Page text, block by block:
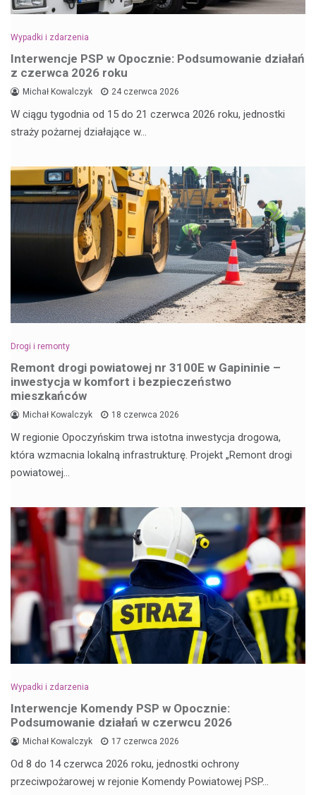
Wypadki i zdarzenia
Interwencje PSP w Opocznie: Podsumowanie działań
z czerwca 2026 roku
Michał Kowalczyk 24 czerwca 2026
W ciągu tygodnia od 15 do 21 czerwca 2026 roku, jednostki
straży pożarnej działające w…
Drogi i remonty
Remont drogi powiatowej nr 3100E w Gapininie –
inwestycja w komfort i bezpieczeństwo
mieszkańców
Michał Kowalczyk 18 czerwca 2026
W regionie Opoczyńskim trwa istotna inwestycja drogowa,
która wzmacnia lokalną infrastrukturę. Projekt „Remont drogi
powiatowej…
Wypadki i zdarzenia
Interwencje Komendy PSP w Opocznie:
Podsumowanie działań w czerwcu 2026
Michał Kowalczyk 17 czerwca 2026
Od 8 do 14 czerwca 2026 roku, jednostki ochrony
przeciwpożarowej w rejonie Komendy Powiatowej PSP…